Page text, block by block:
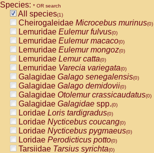
Species: * OR search
All species(1)
Cheirogaleidae Microcebus murinus(0)
Lemuridae Eulemur fulvus(0)
Lemuridae Eulemur macaco(0)
Lemuridae Eulemur mongoz(0)
Lemuridae Lemur catta(0)
Lemuridae Varecia variegata(0)
Galagidae Galago senegalensis(0)
Galagidae Galago demidovii(0)
Galagidae Otolemur crassicaudatus(0)
Galagidae Galagidae spp.(0)
Loridae Loris tardigradus(0)
Loridae Nycticebus coucang(0)
Loridae Nycticebus pygmaeus(0)
Loridae Perodicticus potto(0)
Tarsiidae Tarsius syrichta(0)